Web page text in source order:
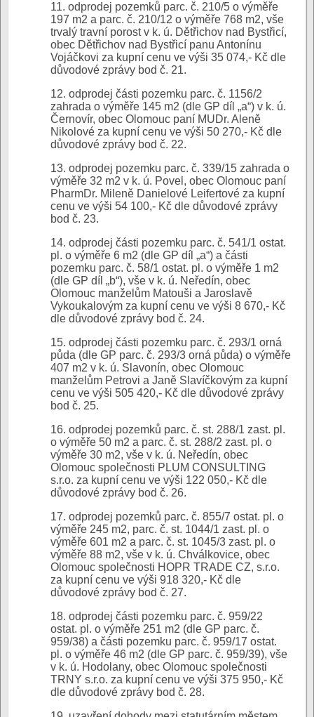
11. odprodej pozemků parc. č. 210/5 o výměře
197 m2 a parc. č. 210/12 o výměře 768 m2, vše
trvalý travní porost v k. ú. Dětřichov nad Bystřicí,
obec Dětřichov nad Bystřicí panu Antonínu
Vojáčkovi za kupní cenu ve výši 35 074,- Kč dle
důvodové zprávy bod č. 21.
12. odprodej části pozemku parc. č. 1156/2
zahrada o výměře 145 m2 (dle GP díl „a“) v k. ú.
Černovír, obec Olomouc paní MUDr. Aleně
Nikolové za kupní cenu ve výši 50 270,- Kč dle
důvodové zprávy bod č. 22.
13. odprodej pozemku parc. č. 339/15 zahrada o
výměře 32 m2 v k. ú. Povel, obec Olomouc paní
PharmDr. Mileně Danielové Leifertové za kupní
cenu ve výši 54 100,- Kč dle důvodové zprávy
bod č. 23.
14. odprodej části pozemku parc. č. 541/1 ostat.
pl. o výměře 6 m2 (dle GP díl „a“) a části
pozemku parc. č. 58/1 ostat. pl. o výměře 1 m2
(dle GP díl „b“), vše v k. ú. Neředín, obec
Olomouc manželům Matouši a Jaroslavě
Vykoukalovým za kupní cenu ve výši 8 670,- Kč
dle důvodové zprávy bod č. 24.
15. odprodej části pozemku parc. č. 293/1 orná
půda (dle GP parc. č. 293/3 orná půda) o výměře
407 m2 v k. ú. Slavonín, obec Olomouc
manželům Petrovi a Janě Slavíčkovým za kupní
cenu ve výši 505 420,- Kč dle důvodové zprávy
bod č. 25.
16. odprodej pozemků parc. č. st. 288/1 zast. pl.
o výměře 50 m2 a parc. č. st. 288/2 zast. pl. o
výměře 30 m2, vše v k. ú. Neředín, obec
Olomouc společnosti PLUM CONSULTING
s.r.o. za kupní cenu ve výši 122 050,- Kč dle
důvodové zprávy bod č. 26.
17. odprodej pozemků parc. č. 855/7 ostat. pl. o
výměře 245 m2, parc. č. st. 1044/1 zast. pl. o
výměře 601 m2 a parc. č. st. 1045/3 zast. pl. o
výměře 88 m2, vše v k. ú. Chválkovice, obec
Olomouc společnosti HOPR TRADE CZ, s.r.o.
za kupní cenu ve výši 918 320,- Kč dle
důvodové zprávy bod č. 27.
18. odprodej části pozemku parc. č. 959/22
ostat. pl. o výměře 251 m2 (dle GP parc. č.
959/38) a části pozemku parc. č. 959/17 ostat.
pl. o výměře 46 m2 (dle GP parc. č. 959/39), vše
v k. ú. Hodolany, obec Olomouc společnosti
TRNY s.r.o. za kupní cenu ve výši 375 950,- Kč
dle důvodové zprávy bod č. 28.